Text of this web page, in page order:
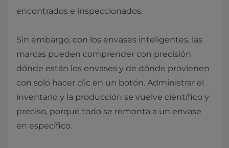
encontrados e inspeccionados.
Sin embargo, con los envases inteligentes, las
marcas pueden comprender con precisión
dónde están los envases y de dónde provienen
con solo hacer clic en un botón. Administrar el
inventario y la producción se vuelve científico y
preciso, porque todo se remonta a un envase
en específico.